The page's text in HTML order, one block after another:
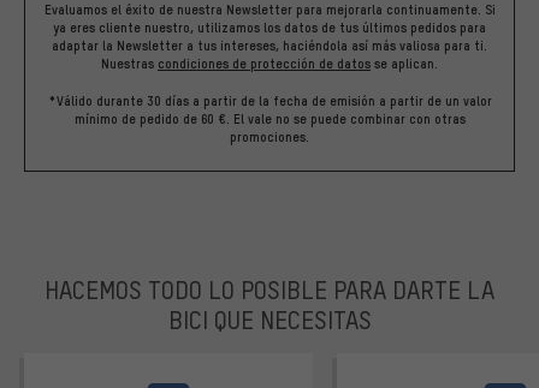
Evaluamos el éxito de nuestra Newsletter para mejorarla continuamente. Si
ya eres cliente nuestro, utilizamos los datos de tus últimos pedidos para
adaptar la Newsletter a tus intereses, haciéndola así más valiosa para ti.
Nuestras condiciones de protección de datos se aplican.
*Válido durante 30 días a partir de la fecha de emisión a partir de un valor
mínimo de pedido de 60 €. El vale no se puede combinar con otras
promociones.
HACEMOS TODO LO POSIBLE PARA DARTE LA
BICI QUE NECESITAS